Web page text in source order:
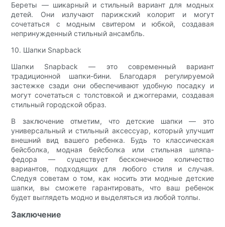
Береты — шикарный и стильный вариант для модных
детей. Они излучают парижский колорит и могут
сочетаться с модным свитером и юбкой, создавая
непринужденный стильный ансамбль.
10. Шапки Snapback
Шапки Snapback — это современный вариант
традиционной шапки-бини. Благодаря регулируемой
застежке сзади они обеспечивают удобную посадку и
могут сочетаться с толстовкой и джоггерами, создавая
стильный городской образ.
В заключение отметим, что детские шапки — это
универсальный и стильный аксессуар, который улучшит
внешний вид вашего ребенка. Будь то классическая
бейсболка, модная бейсболка или стильная шляпа-
федора — существует бесконечное количество
вариантов, подходящих для любого стиля и случая.
Следуя советам о том, как носить эти модные детские
шапки, вы сможете гарантировать, что ваш ребенок
будет выглядеть модно и выделяться из любой толпы.
Заключение